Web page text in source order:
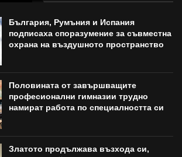
България, Румъния и Испания
подписаха споразумение за съвместна
охрана на въздушното пространство
Половината от завършващите
професионални гимназии трудно
намират работа по специалността си
Златото продължава възхода си,